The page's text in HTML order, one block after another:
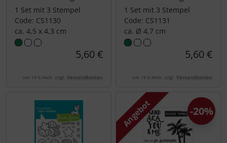
1 Set mit 3 Stempel
Code: CS1130
ca. 4,5 x 4,3 cm
5,60 €
inkl. 19 % MwSt. zzgl. Versandkosten
1 Set mit 3 Stempel
Code: CS1131
ca. Ø 4,7 cm
5,60 €
inkl. 19 % MwSt. zzgl. Versandkosten
Angebot -20%